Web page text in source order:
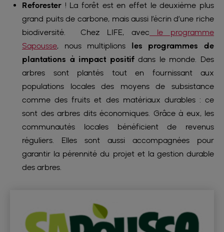
Reforester ! La forêt est en effet le deuxième plus
grand puits de carbone, mais aussi l’écrin d’une riche
biodiversité. Chez LIFE, avec le programme
Sapousse, nous multiplions
les programmes de
plantations à impact positifdans le monde. Des
arbres sont plantés tout en fournissant aux
populations locales des moyens de subsistance
comme des fruits et des matériaux durables : ce
sont des arbres dits économiques. Grâce à eux, les
communautés locales bénéficient de revenus
réguliers. Elles sont aussi accompagnées pour
garantir la pérennité du projet et la gestion durable
des arbres.